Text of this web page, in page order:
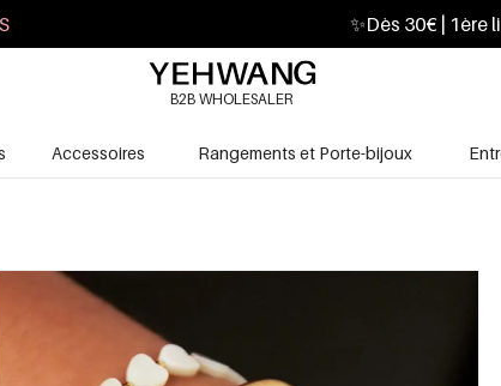
S ✨Dès 30€ | 1ère
B2B WHOLESALER
Accessoires Rangements et Porte-bijoux